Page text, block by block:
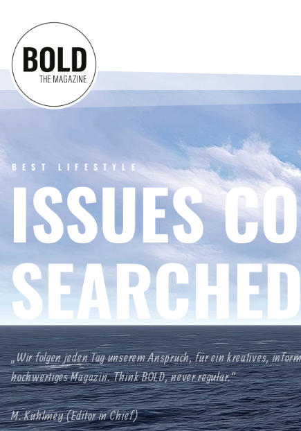
BEST LIFESTYLE
ISSUES
„Wir folgen jeden Tag unserem Anspruch, für ein kreatives,
hochwertiges Magazin. Think BOLD, never regular.“
M. Kuhlmey (Editor in Chief)